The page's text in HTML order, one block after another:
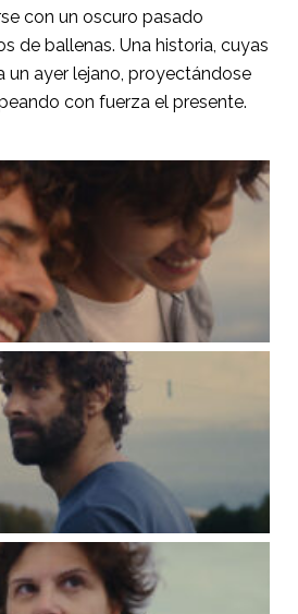
con un oscuro pasado
de ballenas.Una historia, cuyas
un ayer lejano, proyectándose
con fuerza el presente.